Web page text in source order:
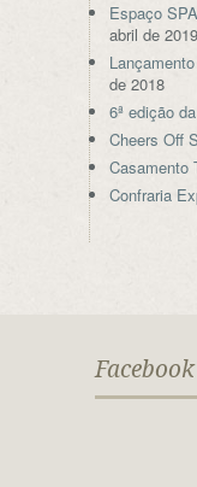
Espaço
abril de 2019
de 2018
6ª edição
Cheers Off
Casamento
Confraria
Facebook